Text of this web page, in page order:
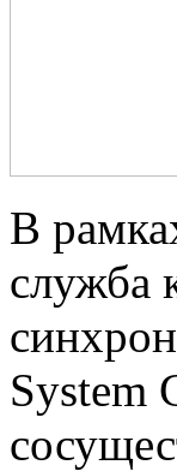
В
служба
System